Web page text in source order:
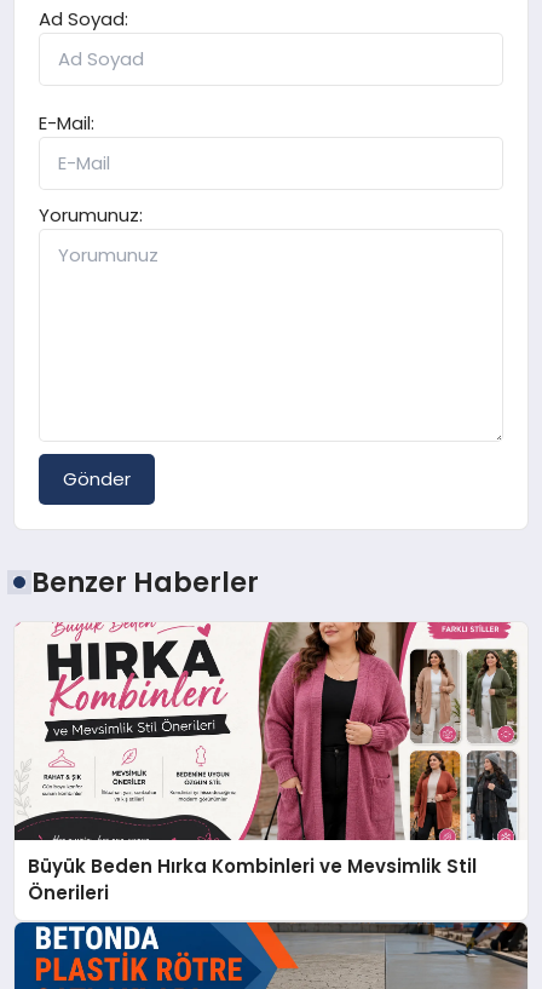
Ad Soyad:
E-Mail:
Yorumunuz:
Gönder
Benzer Haberler
Büyük Beden Hırka Kombinleri ve Mevsimlik Stil
Önerileri